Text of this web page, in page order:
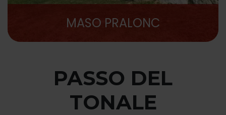
MASO PRALONC
PASSO DEL
TONALE